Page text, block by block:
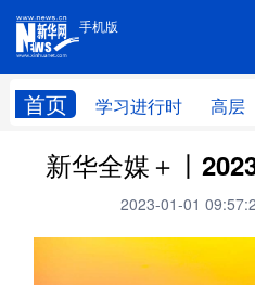
手机版
首页 学习进行时 高层
手机版
网站
学习进行时
财经
思客智库
新华全媒＋丨
2023-01-01